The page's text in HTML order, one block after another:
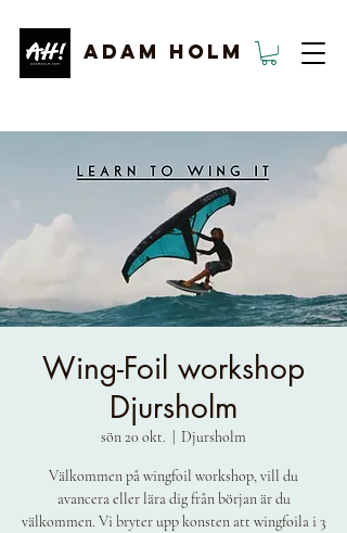
ADAM HOLM
Wing-Foil workshop
Djursholm
sön 20 okt. Djursholm
Välkommen på wingfoil workshop, vill du
avancera eller lära dig från början är du
välkommen. Vi bryter upp konsten att wingfoila i 3